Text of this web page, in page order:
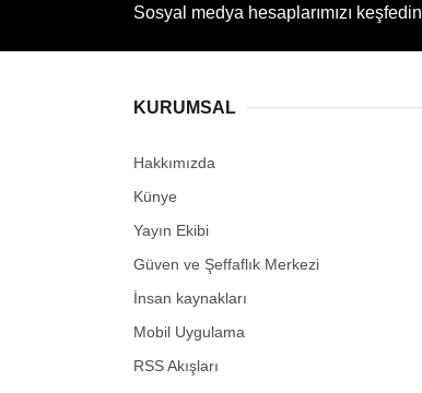
Sosyal medya hesaplarımızı keşfedin
KURUMSAL
Hakkımızda
Künye
Yayın Ekibi
Güven ve Şeffaflık Merkezi
İnsan kaynakları
Mobil Uygulama
RSS Akışları